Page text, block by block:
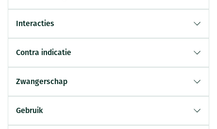
Interacties
Contra indicatie
Zwangerschap
Gebruik